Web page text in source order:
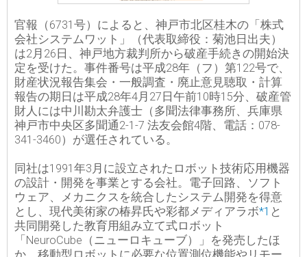
官報（6731号）によると、神戸市北区桂木の「株式
会社システムワット」（代表取締役：菊池日出夫）
は2月26日、神戸地方裁判所から破産手続きの開始決
定を受けた。事件番号は平成28年（フ）第122号で、
財産状況報告集会・一般調査・廃止意見聴取・計算
報告の期日は平成28年4月27日午前10時15分、破産管
財人には中川勘太弁護士（多聞法律事務所、兵庫県
神戸市中央区多聞通2-1-7 法友会館4階、電話：078-
341-3460）が選任されている。
同社は1991年3月に設立されたロボット技術応用機器
の設計・開発を事業とする会社。電子回路、ソフト
ウェア、メカニクスを統合したシステム開発を得意
とし、現代美術家の椿昇氏や彩都メディアラボ*1 と
共同開発した教育用組み立て式ロボット
「NeuroCube（ニューロキューブ）」を発売したほ